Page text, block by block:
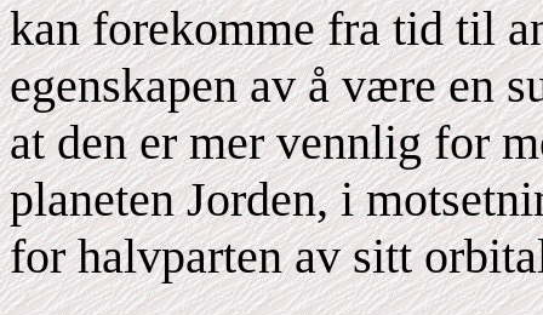
kan forekomme fra tid til
egenskapen av å være en
at den er mer vennlig for
planeten Jorden, i
for halvparten av sitt